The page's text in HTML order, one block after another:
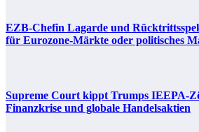
EZB-Chefin Lagarde und
für Eurozone-Märkte oder politisches
Supreme Court kippt Trumps IEEPA-
Finanzkrise und globale Handelsaktien